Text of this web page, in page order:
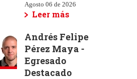
Agosto 06 de 2026
Leer más
Andrés Felipe
Pérez Maya -
Egresado
Destacado